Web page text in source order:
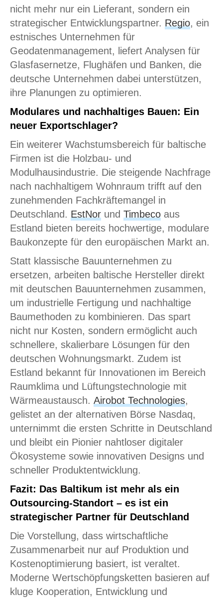
nicht mehr nur ein Lieferant, sondern ein
strategischer Entwicklungspartner. Regio, ein
estnisches Unternehmen für
Geodatenmanagement, liefert Analysen für
Glasfasernetze, Flughäfen und Banken, die
deutsche Unternehmen dabei unterstützen,
ihre Planungen zu optimieren.
Modulares und nachhaltiges Bauen: Ein
neuer Exportschlager?
Ein weiterer Wachstumsbereich für baltische
Firmen ist die Holzbau- und
Modulhausindustrie. Die steigende Nachfrage
nach nachhaltigem Wohnraum trifft auf den
zunehmenden Fachkräftemangel in
Deutschland. EstNor und Timbeco aus
Estland bieten bereits hochwertige, modulare
Baukonzepte für den europäischen Markt an.
Statt klassische Bauunternehmen zu
ersetzen, arbeiten baltische Hersteller direkt
mit deutschen Bauunternehmen zusammen,
um industrielle Fertigung und nachhaltige
Baumethoden zu kombinieren. Das spart
nicht nur Kosten, sondern ermöglicht auch
schnellere, skalierbare Lösungen für den
deutschen Wohnungsmarkt. Zudem ist
Estland bekannt für Innovationen im Bereich
Raumklima und Lüftungstechnologie mit
Wärmeaustausch. Airobot Technologies,
gelistet an der alternativen Börse Nasdaq,
unternimmt die ersten Schritte in Deutschland
und bleibt ein Pionier nahtloser digitaler
Ökosysteme sowie innovativen Designs und
schneller Produktentwicklung.
Fazit: Das Baltikum ist mehr als ein
Outsourcing-Standort – es ist ein
strategischer Partner für Deutschland
Die Vorstellung, dass wirtschaftliche
Zusammenarbeit nur auf Produktion und
Kostenoptimierung basiert, ist veraltet.
Moderne Wertschöpfungsketten basieren auf
kluge Kooperation, Entwicklung und